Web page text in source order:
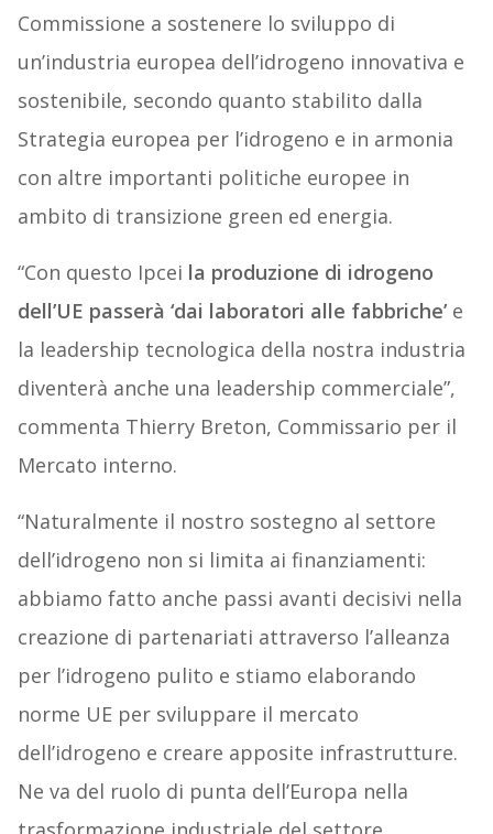
Commissione a sostenere lo sviluppo di
un’industria europea dell’idrogeno innovativa e
sostenibile, secondo quanto stabilito dalla
Strategia europea per l’idrogeno e in armonia
con altre importanti politiche europee in
ambito di transizione green ed energia.
“Con questo Ipcei la produzione di idrogeno
dell’UE passerà ‘dai laboratori alle fabbriche’e
la leadership tecnologica della nostra industria
diventerà anche una leadership commerciale”,
commenta Thierry Breton, Commissario per il
Mercato interno.
“Naturalmente il nostro sostegno al settore
dell’idrogeno non si limita ai finanziamenti:
abbiamo fatto anche passi avanti decisivi nella
creazione di partenariati attraverso l’alleanza
per l’idrogeno pulito e stiamo elaborando
norme UE per sviluppare il mercato
dell’idrogeno e creare apposite infrastrutture.
Ne va del ruolo di punta dell’Europa nella